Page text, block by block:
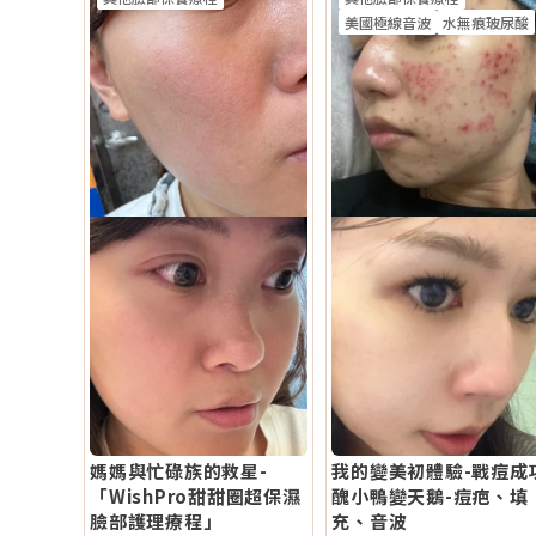
媽媽與忙碌族的救星-
「WishPro甜甜圈超保濕
臉部護理療程」
美國極線音波
水無痕玻尿酸
我的變美初體驗-戰痘成
醜小鴨變天鵝-痘疤、填
充、音波